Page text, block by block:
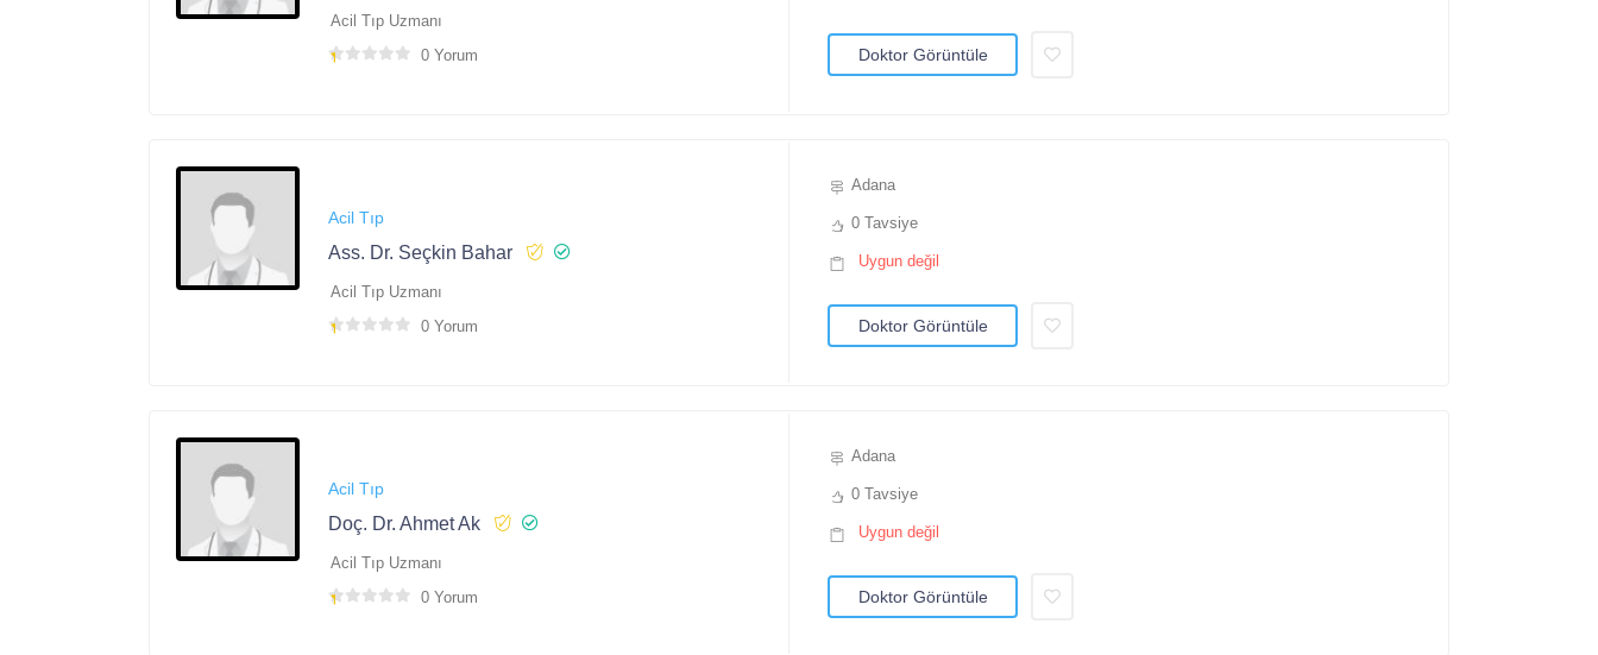
Acil Tıp Uzmanı
0 Yorum
Doktor Görüntüle
Acil Tıp
Ass. Dr. Seçkin Bahar
Acil Tıp Uzmanı
0 Yorum
Adana
0 Tavsiye
Uygun değil
Doktor Görüntüle
Acil Tıp
Doç. Dr. Ahmet Ak
Acil Tıp Uzmanı
0 Yorum
Adana
0 Tavsiye
Uygun değil
Doktor Görüntüle